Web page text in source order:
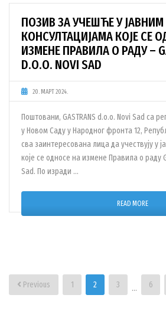
ПОЗИВ ЗА УЧЕШЋЕ У ЈАВНИМ
КОНСУЛТАЦИЈАМА КОЈЕ СЕ
ИЗМЕНЕ ПРАВИЛА О РАДУ –
D.O.O. NOVI SAD
20. МАРТ 2024.
Поштовани, GASTRANS d.o.o. Novi Sad са
у Новом Саду у Народног фронта 12,
сва заинтересована лица да учествују у
које се односе на измене Правила о раду
Sad. По изради …
READ MORE
Пагинација
чланака
Previous 1 2 3 … 6